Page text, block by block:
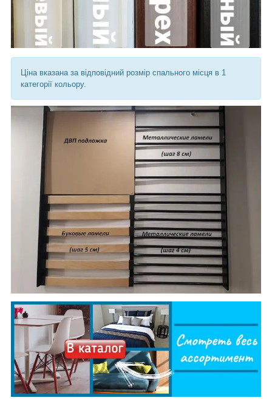
Ціна вказана за відповідний розмір спального місця в 1
категорії кольору.